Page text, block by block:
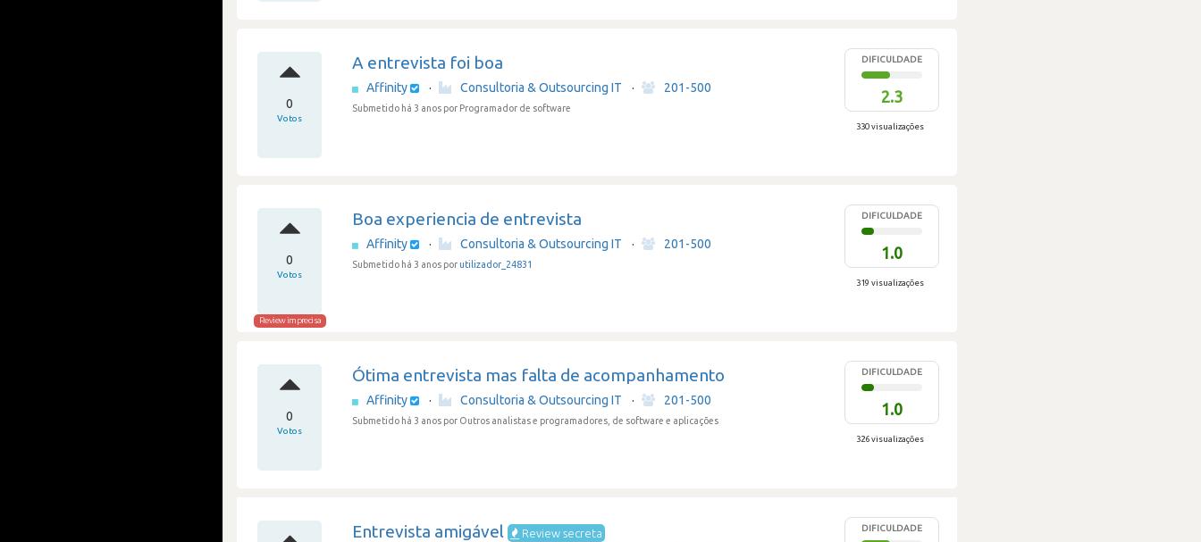
0
Votos
A entrevista foi boa
Affinity · Consultoria & Outsourcing IT · 201-500
Submetido há 3 anos por Programador de software
DIFICULDADE
2.3
330 visualizações
0
Votos
Review imprecisa
Boa experiencia de entrevista
Affinity · Consultoria & Outsourcing IT · 201-500
Submetido há 3 anos por utilizador_24831
DIFICULDADE
1.0
319 visualizações
0
Votos
Ótima entrevista mas falta de acompanhamento
Affinity · Consultoria & Outsourcing IT · 201-500
Submetido há 3 anos por Outros analistas e programadores, de software e aplicações
DIFICULDADE
1.0
326 visualizações
Entrevista amigável Review secreta DIFICULDADE